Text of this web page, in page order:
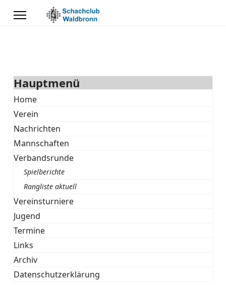
Hauptmenü
Home
Verein
Nachrichten
Mannschaften
Verbandsrunde
Spielberichte
Rangliste aktuell
Vereinsturniere
Jugend
Termine
Links
Archiv
Datenschutzerklärung